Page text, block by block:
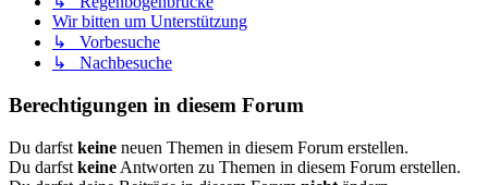
Wir bitten um Unterstützung
↳ Vorbesuche
↳ Nachbesuche
Berechtigungen in diesem Forum
Du darfst keine neuen Themen in diesem Forum erstellen.
Du darfst keine Antworten zu Themen in diesem Forum erstellen.